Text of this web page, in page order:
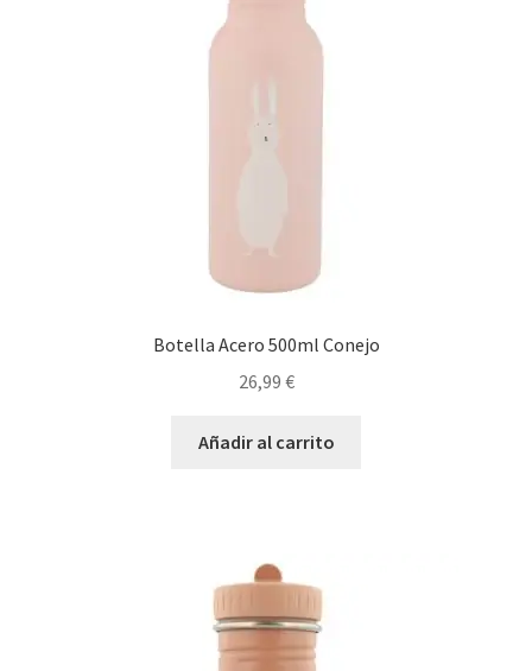
Botella Acero 500ml Conejo
26,99 €
Añadir al carrito